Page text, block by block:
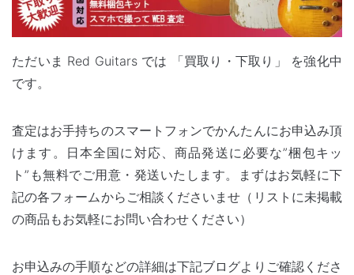
ただいま Red Guitars では 「買取り・下取り」
を強化中
です。
査定はお手持ちのスマートフォンでかんたんにお申込み頂
けます。日本全国に対応、商品発送に必要な”梱包キッ
ト”も無料でご用意・発送いたします。まずはお気軽に下
記の各フォームからご相談くださいませ（リストに未掲載
の商品もお気軽にお問い合わせください）
お申込みの手順などの詳細は下記ブログよりご確認くださ